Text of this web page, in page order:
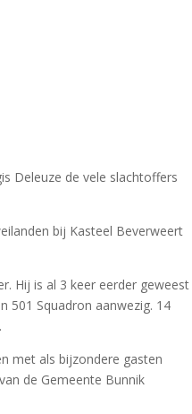
Deleuze de vele slachtoffers
bij Kasteel Beverweert
Hij is al 3 keer eerder geweest
501 Squadron aanwezig. 14
met als bijzondere gasten
de Gemeente Bunnik